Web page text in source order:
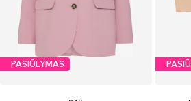
PASIŪLYMAS